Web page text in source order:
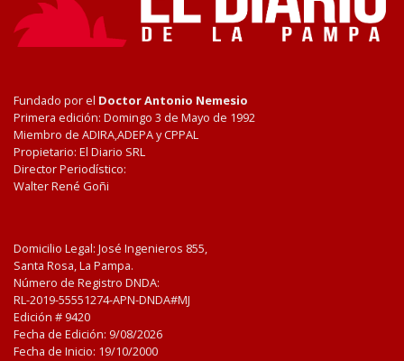
Fundado por el Doctor Antonio Nemesio
Primera edición: Domingo 3 de Mayo de 1992
Miembro de ADIRA,ADEPA y CPPAL
Propietario: El Diario SRL
Director Periodístico:
Walter René Goñi
Domicilio Legal: José Ingenieros 855,
Santa Rosa, La Pampa.
Número de Registro DNDA:
RL-2019-55551274-APN-DNDA#MJ
Edición # 9420
Fecha de Edición: 9/08/2026
Fecha de Inicio: 19/10/2000